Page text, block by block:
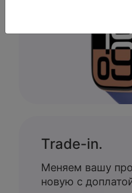
Trade-in.
Меняем вашу
новую с